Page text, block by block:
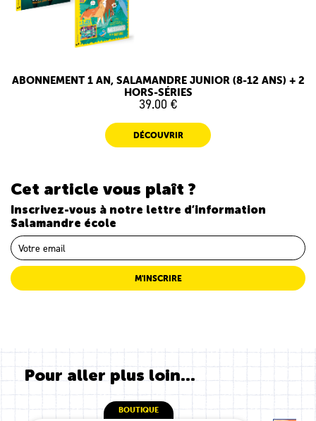
ABONNEMENT 1 AN, SALAMANDRE JUNIOR (8-12 ANS) + 2
HORS-SÉRIES
39.00 €
DÉCOUVRIR
Cet article vous plaît ?
Inscrivez-vous à notre lettre d’information
Salamandre école
M'INSCRIRE
Pour aller plus loin...
BOUTIQUE